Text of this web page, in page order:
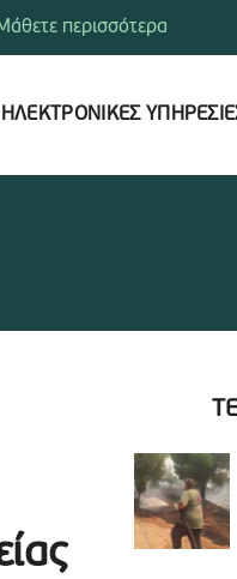
ΗΛΕΚΤΡΟΝΙΚΕΣ
περισσότερα